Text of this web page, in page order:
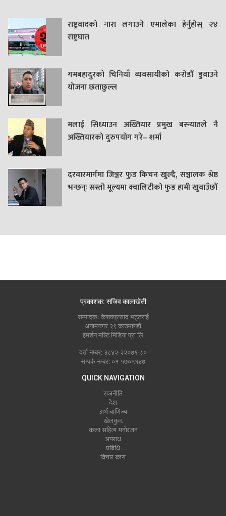
राष्ट्रवादको नारा लगाउने एमालेका हेर्नुहोस् २४
राष्ट्रघात
गमबहादुरकाे चिनियाँ व्यवसायीको करोडौँ डुवाउने
याेजना छताछुल्ल
मलाई सिध्याउन अख्तियार प्रमुख बस्न्यातले नै
अख्तियारको दुरुपयोग गरे– शर्मा
दरवारमार्गमा जिञ्जर फुड किचन खुल्दै, सञ्चालक श्रेष्ठ
भन्छन्ः सस्तो मूल्यमा क्वालिटीको फुड हामी खुवाउँछौं
प्रकाशक: सजिव कालाखेती
सम्पादकः केशवप्रसाद भट्टराई
अनामनगर २९ काठमाण्डौं
इमर्शन मल्टि मिडिया प्रा लि
दर्ता नम्बर: ३८४२-२२०७९-८०
सम्पर्क नम्बर: ०१-५७०५१४७
QUICK NAVIGATION
राजनीति
देश
अर्थ बाणिज्य
खेलकुद
कला सहित्य मनोरंजन
अपराध
प्रबिधि
विचार ब्लग